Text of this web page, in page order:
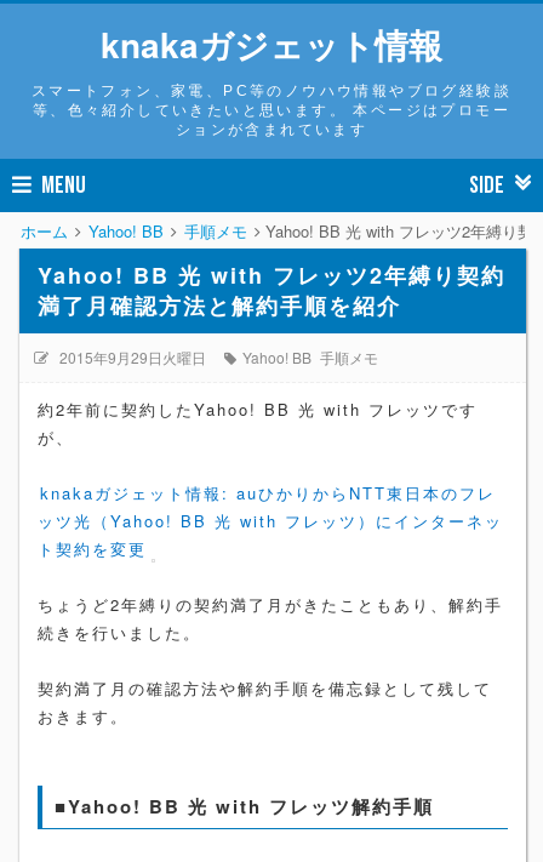
knakaガジェット情報
スマートフォン、家電、PC等のノウハウ情報やブログ経験談
等、色々紹介していきたいと思います。 本ページはプロモー
ションが含まれています
MENU SIDE
ホーム Yahoo! BB 手順メモ Yahoo! BB 光 with フレッツ2年縛り契
Yahoo! BB 光 with フレッツ2年縛り契約
満了月確認方法と解約手順を紹介
2015年9月29日火曜日 Yahoo! BB 手順メモ
約2年前に契約したYahoo! BB 光 with フレッツです
が、
knakaガジェット情報: auひかりからNTT東日本のフレ
ッツ光（Yahoo! BB 光 with フレッツ）にインターネッ
ト契約を変更
ちょうど2年縛りの契約満了月がきたこともあり、解約手
続きを行いました。
契約満了月の確認方法や解約手順を備忘録として残して
おきます。
■Yahoo! BB 光 with フレッツ解約手順